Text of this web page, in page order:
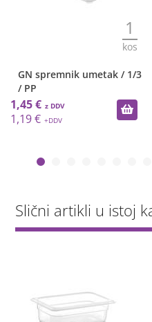
1
kos
GN spremnik umetak / 1/3
/ PP
1,45 €
1,19 €
Slični artikli u istoj